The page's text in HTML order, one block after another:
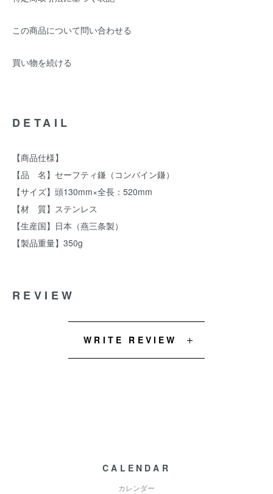
この商品について問い合わせる
買い物を続ける
DETAIL
【商品仕様】
【品 名】セーフティ鎌（コンバイン鎌）
【サイズ】頭130mm×全長：520mm
【材 質】ステンレス
【生産国】日本（燕三条製）
【製品重量】350g
REVIEW
WRITE REVIEW
CALENDAR
カレンダー